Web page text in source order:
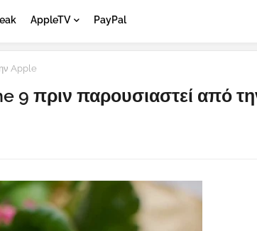
AppleTV PayPal
Apple
9 πριν παρουσιαστεί από